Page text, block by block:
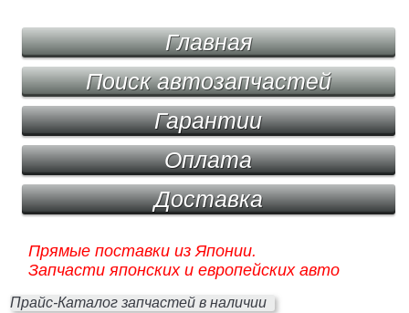
Главная
Поиск автозапчастей
Гарантии
Оплата
Доставка
Прямые поставки из Японии.
Запчасти японских и европейских авто
Прайс-Каталог запчастей в наличии